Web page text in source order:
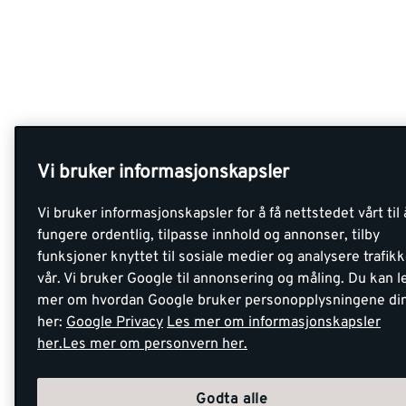
Vi bruker informasjonskapsler
Vi bruker informasjonskapsler for å få nettstedet vårt til
fungere ordentlig, tilpasse innhold og annonser, tilby
funksjoner knyttet til sosiale medier og analysere
vår. Vi bruker Google til annonsering og måling. Du kan
mer om hvordan Google bruker personopplysningene
her: Google Privacy Les mer om informasjonskapsler
her.Les mer om personvern her.
Godta alle